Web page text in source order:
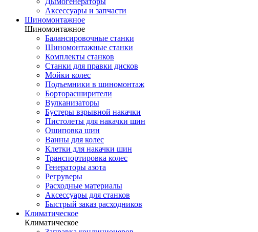
Аксессуары и запчасти
Шиномонтажное
Шиномонтажное
Балансировочные станки
Шиномонтажные станки
Комплекты станков
Станки для правки дисков
Мойки колес
Подъемники в шиномонтаж
Борторасширители
Вулканизаторы
Бустеры взрывной накачки
Пистолеты для накачки шин
Ошиповка шин
Ванны для колес
Клетки для накачки шин
Транспортировка колес
Генераторы азота
Регруверы
Расходные материалы
Аксессуары для станков
Быстрый заказ расходников
Климатическое
Климатическое